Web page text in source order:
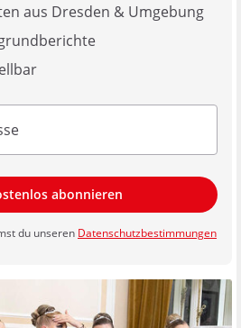
aus Dresden & Umgebung
abonnieren
du unseren Datenschutzbestimmungen